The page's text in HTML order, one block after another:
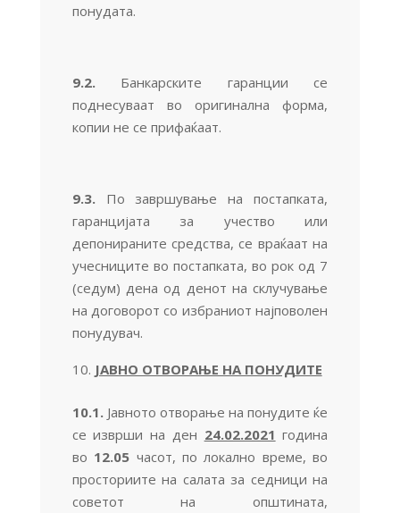
понудата.
9.2.Банкарските гаранции се
поднесуваат во оригинална форма,
копии не се прифаќаат.
9.3.По завршување на постапката,
гаранцијата за учество или
депонираните средства, се враќаат на
учесниците во постапката, во рок од 7
(седум) дена од денот на склучување
на договорот со избраниот најповолен
понудувач.
ЈАВНО ОТВОРАЊЕ НА ПОНУДИТЕ
10.1.Јавното отворање на понудите ќе
се изврши на ден 24.02.2021 година
во 12.05 часот, по локално време, во
просториите на салата за седници на
советот на општината,